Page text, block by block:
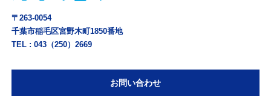
〒263-0054
千葉市稲毛区宮野木町1850番地
TEL :043（250）2669
お問い合わせ